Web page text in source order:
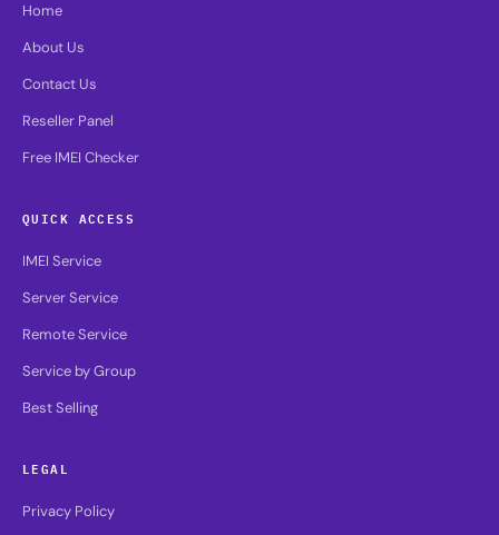
Home
About Us
Contact Us
Reseller Panel
Free IMEI Checker
QUICK ACCESS
IMEI Service
Server Service
Remote Service
Service by Group
Best Selling
LEGAL
Privacy Policy